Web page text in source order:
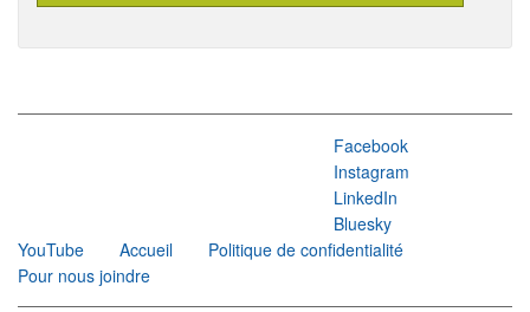
Facebook
Instagram
LinkedIn
Bluesky
YouTube
Accueil
Politique de confidentialité
Pour nous joindre